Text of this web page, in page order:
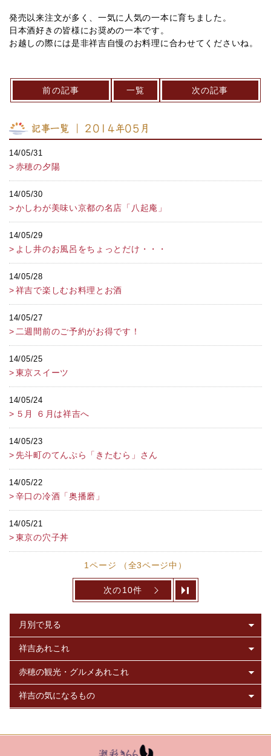
発売以来注文が多く、一気に人気の一本に育ちました。
日本酒好きの皆様にお奨めの一本です。
お越しの際には是非祥吉自慢のお料理に合わせてくださいね。
前の記事 一覧 次の記事
記事一覧 ｜ 2014年05月
14/05/31
赤穂の夕陽
14/05/30
かしわが美味い京都の名店「八起庵」
14/05/29
よし井のお風呂をちょっとだけ・・・
14/05/28
祥吉で楽しむお料理とお酒
14/05/27
二週間前のご予約がお得です！
14/05/25
東京スイーツ
14/05/24
５月 ６月は祥吉へ
14/05/23
先斗町のてんぷら「きたむら」さん
14/05/22
辛口の冷酒「奥播磨」
14/05/21
東京の穴子丼
1ページ （全3ページ中）
次の10件